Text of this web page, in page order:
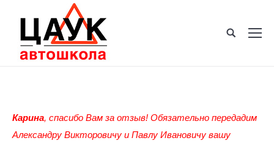
Карина, спасибо Вам за отзыв! Обязательно передадим
Александру Викторовичу и Павлу Ивановичу вашу